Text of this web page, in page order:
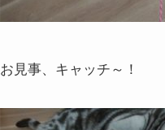
お見事、キャッチ～！